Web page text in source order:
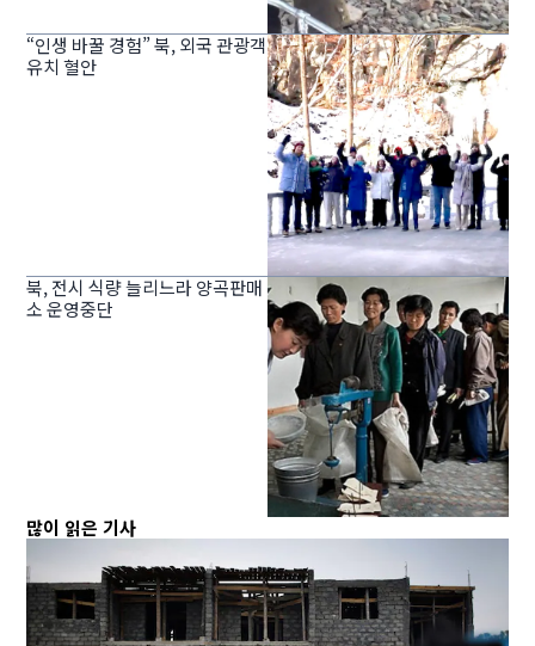
“인생 바꿀 경험” 북, 외국 관광객
유치 혈안
북, 전시 식량 늘리느라 양곡판매
소 운영중단
많이 읽은 기사